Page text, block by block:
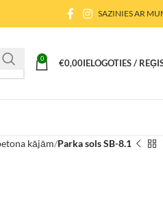
SAZINIES AR
0 €0,00IELOGOTIES /
kājām Parka sols SB-8.1